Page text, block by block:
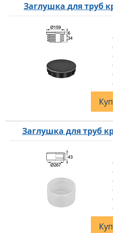
Заглушка для труб
Заглушка для труб